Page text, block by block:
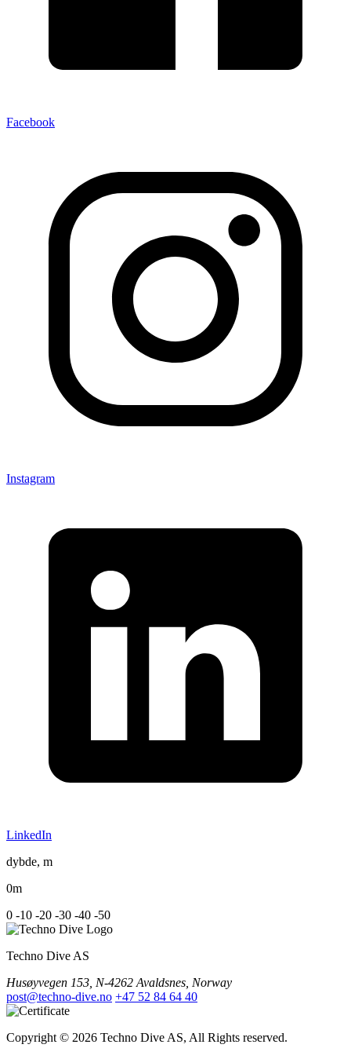
Facebook
Instagram
LinkedIn
dybde, m
0m
0 -10 -20 -30 -40 -50
Techno Dive AS
Husøyvegen 153, N-4262 Avaldsnes, Norway
post@techno-dive.no +47 52 84 64 40
Copyright © 2026 Techno Dive AS, All Rights reserved.